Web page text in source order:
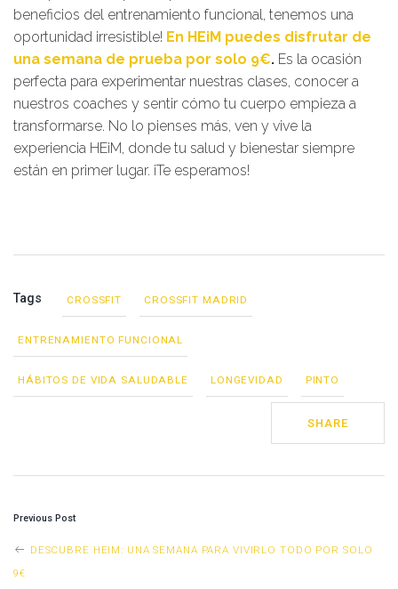
beneficios del entrenamiento funcional, tenemos una
oportunidad irresistible! En HEiM puedes disfrutar de
una semana de prueba por solo 9€. Es la ocasión
perfecta para experimentar nuestras clases, conocer a
nuestros coaches y sentir cómo tu cuerpo empieza a
transformarse. No lo pienses más, ven y vive la
experiencia HEiM, donde tu salud y bienestar siempre
están en primer lugar. ¡Te esperamos!
Tags CROSSFIT CROSSFIT MADRID
ENTRENAMIENTO FUNCIONAL
HÁBITOS DE VIDA SALUDABLE LONGEVIDAD PINTO
SHARE
Previous Post
DESCUBRE HEIM: UNA SEMANA PARA VIVIRLO TODO POR SOLO
9€